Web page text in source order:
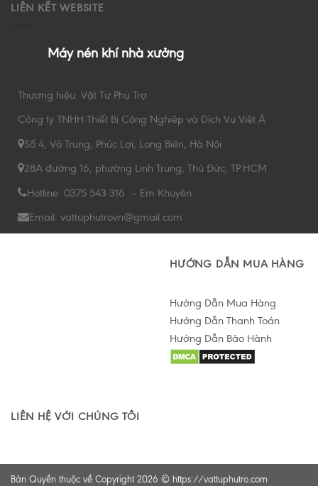
LIÊN KẾT WEBSITE
Máy nén khí nhà xưởng
Thương hiệu: Vật Tư Phụ Trợ
Công ty TNHH Thiết Bị Công Nghiệp và Dịch Vụ Việt Á
Số 4, Võ Trung, Phúc Lợi, Long Biên, Hà Nội
28A đường 16, phường Linh Trung, Thủ Đức, TP.HCM
Hotline: 0375 543 316 – Em Khuyên
Email: vattuphutrovn@gmail.com
HƯỚNG DẪN MUA HÀNG
Hướng Dẫn Mua Hàng
Hướng Dẫn Thanh Toán
Hướng Dẫn Bảo Hành
LIÊN HỆ VỚI CHÚNG TÔI
Bản Quyền thuộc về Copyright 2026 © https://vattuphutro.com